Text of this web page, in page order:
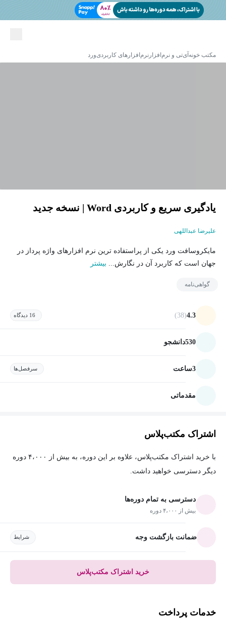
مکتب خونه آی‌تی و نرم‌افزار نرم‌افزارهای کاربردیورد
یادگیری سریع و کاربردی Word | نسخه‌ جدید
علیرضا عبداللهی
مایکروسافت ورد یکی از پراستفاده ترین نرم افزارهای واژه پرداز در
جهان است که کاربرد آن در نگارش... بیشتر
گواهی‌نامه
4.3
(38) 16 دیدگاه
530دانشجو
3ساعت سرفصل‌ها
مقدماتی
اشتراک مکتب‌پلاس
با خرید اشتراک مکتب‌پلاس، علاوه بر این دوره، به بیش از ۴،۰۰۰ دوره
دیگر دسترسی خواهید داشت.
دسترسی به تمام دوره‌ها
بیش از ۴،۰۰۰ دوره
ضمانت بازگشت وجه شرایط
خرید اشتراک مکتب‌پلاس
خدمات پرداخت